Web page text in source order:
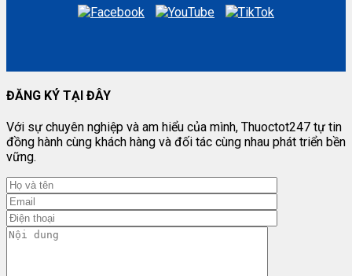
ĐĂNG KÝ TẠI ĐÂY
Với sự chuyên nghiệp và am hiểu của mình, Thuoctot247 tự tin
đồng hành cùng khách hàng và đối tác cùng nhau phát triển bền
vững.